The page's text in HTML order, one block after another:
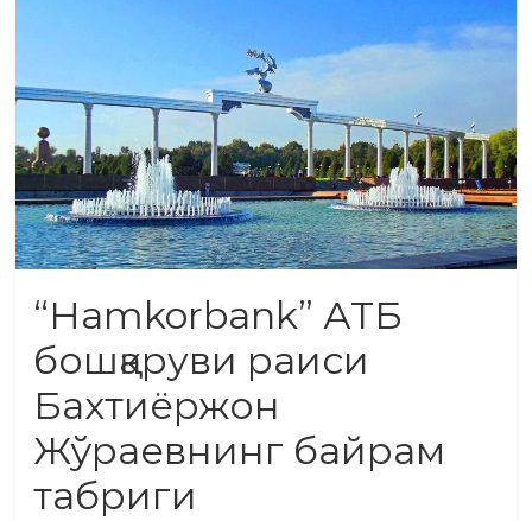
“Hamkorbank” АТБ
бошқаруви раиси
Бахтиёржон
Жўраевнинг байрам
табриги